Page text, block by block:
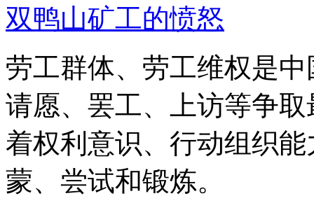
双鸭山矿工的愤怒
劳工群体、劳工维权是
请愿、罢工、上访等争
着权利意识、行动组织
蒙、尝试和锻炼。